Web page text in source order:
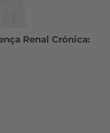
Renal Crónica: